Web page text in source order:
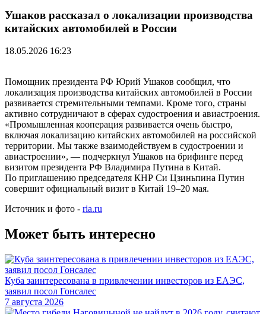
Ушаков рассказал о локализации производства
китайских автомобилей в России
18.05.2026 16:23
Помощник президента РФ Юрий Ушаков сообщил, что
локализация производства китайских автомобилей в России
развивается стремительными темпами. Кроме того, страны
активно сотрудничают в сферах судостроения и авиастроения.
«Промышленная кооперация развивается очень быстро,
включая локализацию китайских автомобилей на российской
территории. Мы также взаимодействуем в судостроении и
авиастроении», — подчеркнул Ушаков на брифинге перед
визитом президента РФ Владимира Путина в Китай.
По приглашению председателя КНР Си Цзиньпина Путин
совершит официальный визит в Китай 19–20 мая.
Источник и фото - ria.ru
Может быть интересно
Куба заинтересована в привлечении инвесторов из ЕАЭС,
заявил посол Гонсалес
7 августа 2026